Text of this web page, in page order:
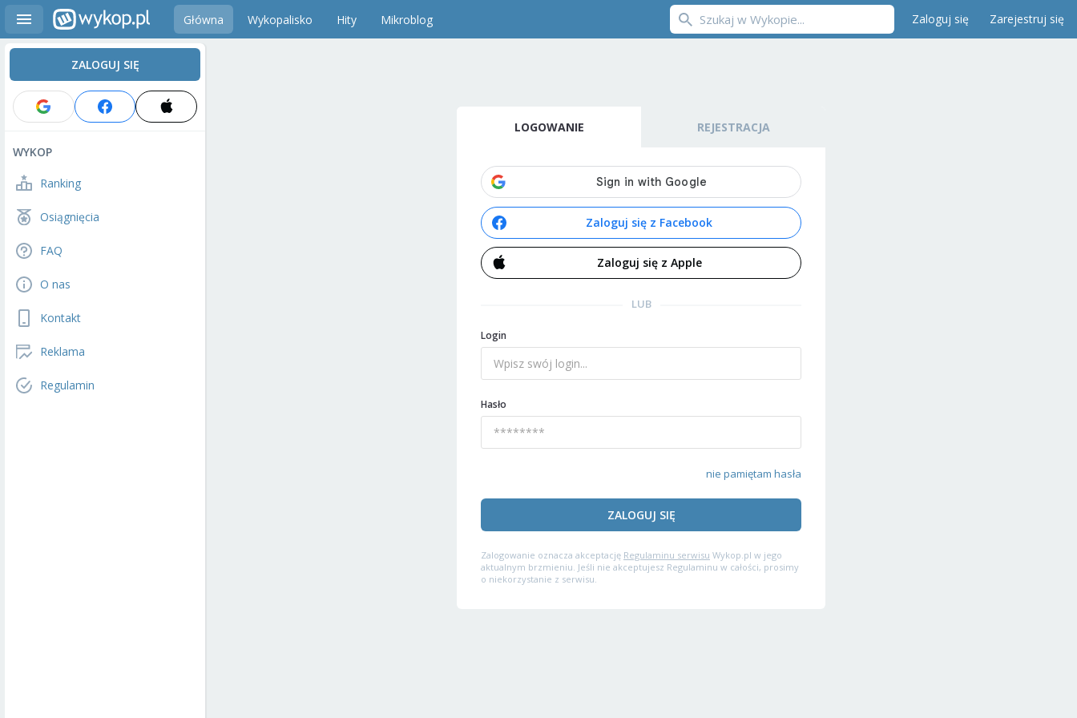
Główna Wykopalisko Hity Mikroblog Zaloguj się Zarejestruj się
ZALOGUJ SIĘ
WYKOP
Ranking
Osiągnięcia
FAQ
O nas
Kontakt
Reklama
Regulamin
LOGOWANIE REJESTRACJA
Zaloguj się z Facebook
Zaloguj się z Apple
LUB
Login
Hasło
nie pamiętam hasła
ZALOGUJ SIĘ
Zalogowanie oznacza akceptację Regulaminu serwisu Wykop.pl w jego
aktualnym brzmieniu. Jeśli nie akceptujesz Regulaminu w całości, prosimy
o niekorzystanie z serwisu.